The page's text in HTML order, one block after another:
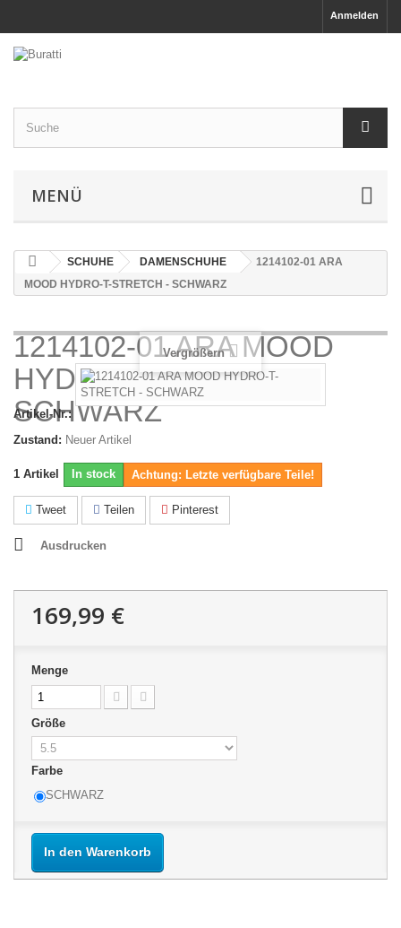
Anmelden
MENÜ
SCHUHE DAMENSCHUHE
1214102-01 ARA
MOOD HYDRO-T-STRETCH - SCHWARZ
1214102-01 ARA MOOD
HYDRO-T-STRETCH -
SCHWARZ
Vergrößern
Artikel-Nr.:
Zustand: Neuer Artikel
1 Artikel In stock Achtung: Letzte verfügbare Teile!
Tweet Teilen Pinterest
Ausdrucken
169,99 €
Menge
Größe
Farbe
SCHWARZ
In den Warenkorb